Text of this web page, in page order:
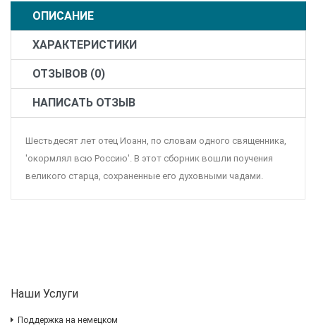
ОПИСАНИЕ
ХАРАКТЕРИСТИКИ
ОТЗЫВОВ (0)
НАПИСАТЬ ОТЗЫВ
Шестьдесят лет отец Иоанн, по словам одного священника,
'окормлял всю Россию'. В этот сборник вошли поучения
великого старца, сохраненные его духовными чадами.
Наши Услуги
Поддержка на немецком